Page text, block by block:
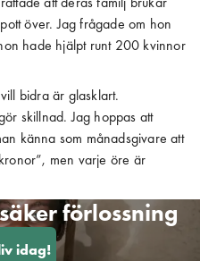
över. Jag frågade om hon
hade hjälpt runt 200 kvinnor
bidra är glasklart.
skillnad. Jag hoppas att
känna som månadsgivare att
men varje öre är
förlossning
idag!